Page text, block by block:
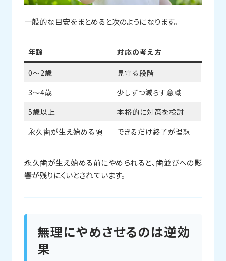
一般的な目安をまとめると次のようになります。
年齢 対応の考え方
0〜2歳
見守る段階
3〜4歳
少しずつ減らす意識
5歳以上
本格的に対策を検討
永久歯が生え始める頃
できるだけ終了が理想
永久歯が生え始める前にやめられると、歯並びへの影
響が残りにくいとされています。
無理にやめさせるのは逆効
果